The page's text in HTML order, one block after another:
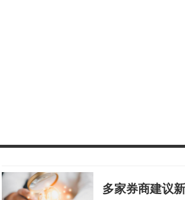
多家券商建议